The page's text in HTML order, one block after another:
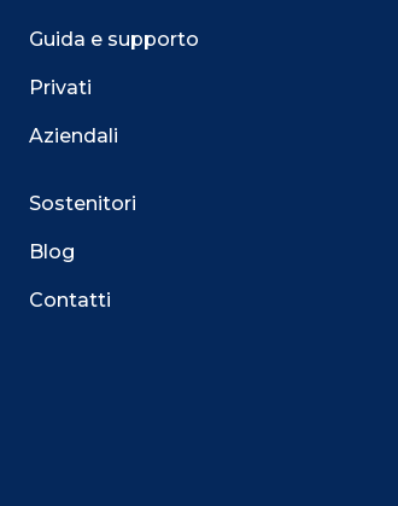
Guida e supporto
Privati
Aziendali
Sostenitori
Blog
Contatti